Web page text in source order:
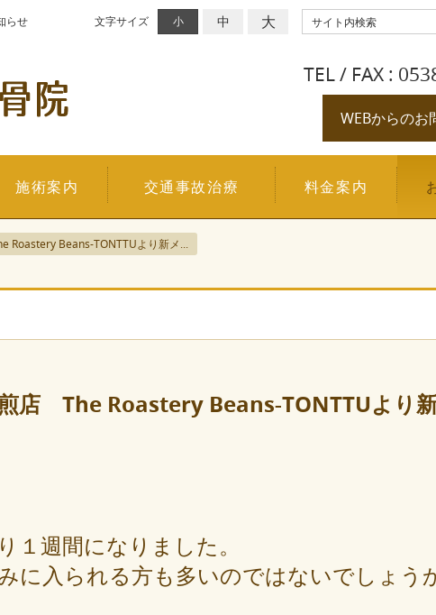
らせ 文字サイズ 小 中 大
TEL / FAX :
WEBからのお
施術案内 交通事故治療 料金案内
Roastery Beans-TONTTUより新メ...
店 The Roastery Beans-TONTTUより
１週間になりました。
に入られる方も多いのではないでしょう